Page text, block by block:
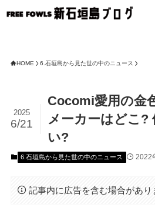
HOME 6.石垣島から見た世の中のニュース
Cocomi愛用の金
メーカーはどこ?
い?
2025
6/21
6.石垣島から見た世の中のニュース 2022
記事内に広告を含む場合があり